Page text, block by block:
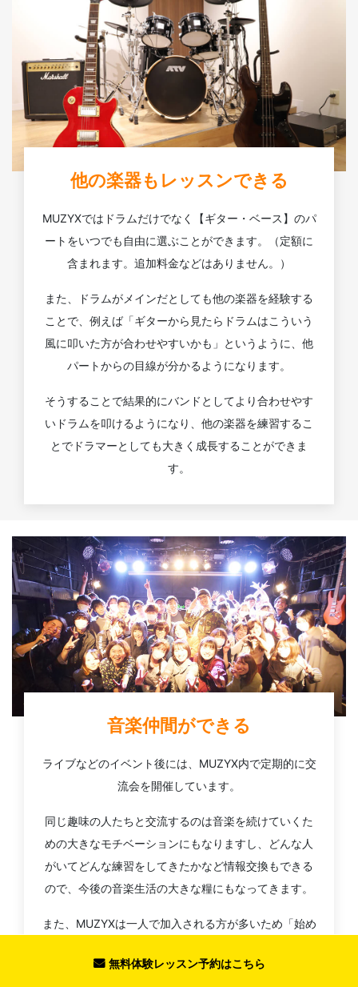
他の楽器もレッスンできる
MUZYXではドラムだけでなく【ギター・ベース】のパ
ートをいつでも自由に選ぶことができます。（定額に
含まれます。追加料金などはありません。）
また、ドラムがメインだとしても他の楽器を経験する
ことで、例えば「ギターから見たらドラムはこういう
風に叩いた方が合わせやすいかも」というように、他
パートからの目線が分かるようになります。
そうすることで結果的にバンドとしてより合わせやす
いドラムを叩けるようになり、他の楽器を練習するこ
とでドラマーとしても大きく成長することができま
す。
音楽仲間ができる
ライブなどのイベント後には、MUZYX内で定期的に交
流会を開催しています。
同じ趣味の人たちと交流するのは音楽を続けていくた
めの大きなモチベーションにもなりますし、どんな人
がいてどんな練習をしてきたかなど情報交換もできる
ので、今後の音楽生活の大きな糧にもなってきます。
また、MUZYXは一人で加入される方が多いため「始め
がけております。
無料体験レッスン予約はこちら